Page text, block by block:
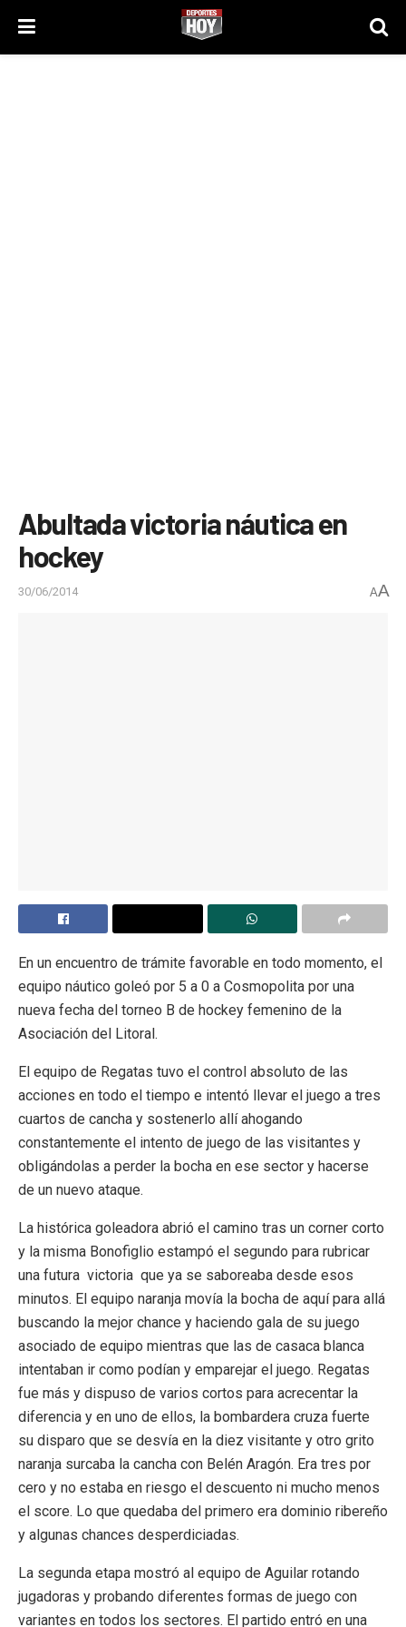
Abultada victoria náutica en
hockey
30/06/2014 AA
En un encuentro de trámite favorable en todo momento, el
equipo náutico goleó por 5 a 0 a Cosmopolita por una
nueva fecha del torneo B de hockey femenino de la
Asociación del Litoral.
El equipo de Regatas tuvo el control absoluto de las
acciones en todo el tiempo e intentó llevar el juego a tres
cuartos de cancha y sostenerlo allí ahogando
constantemente el intento de juego de las visitantes y
obligándolas a perder la bocha en ese sector y hacerse
de un nuevo ataque.
La histórica goleadora abrió el camino tras un corner corto
y la misma Bonofiglio estampó el segundo para rubricar
una futura victoria que ya se saboreaba desde esos
minutos. El equipo naranja movía la bocha de aquí para allá
buscando la mejor chance y haciendo gala de su juego
asociado de equipo mientras que las de casaca blanca
intentaban ir como podían y emparejar el juego. Regatas
fue más y dispuso de varios cortos para acrecentar la
diferencia y en uno de ellos, la bombardera cruza fuerte
su disparo que se desvía en la diez visitante y otro grito
naranja surcaba la cancha con Belén Aragón. Era tres por
cero y no estaba en riesgo el descuento ni mucho menos
el score. Lo que quedaba del primero era dominio ribereño
y algunas chances desperdiciadas.
La segunda etapa mostró al equipo de Aguilar rotando
jugadoras y probando diferentes formas de juego con
variantes en todos los sectores. El partido entró en una